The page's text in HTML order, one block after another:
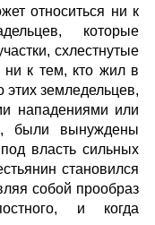
относиться ни к
которые
схлестнутые
к тем, кто жил в
земледельцев,
нападениями или
были вынуждены
власть сильных
становился
собой прообраз
и когда